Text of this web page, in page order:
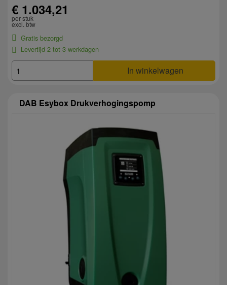
€ 1.034,21
per stuk
excl. btw
Gratis bezorgd
Levertijd 2 tot 3 werkdagen
In winkelwagen
DAB Esybox Drukverhogingspomp